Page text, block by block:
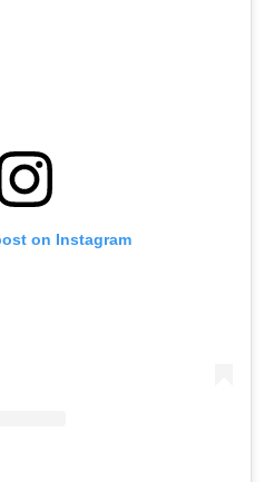
on Instagram